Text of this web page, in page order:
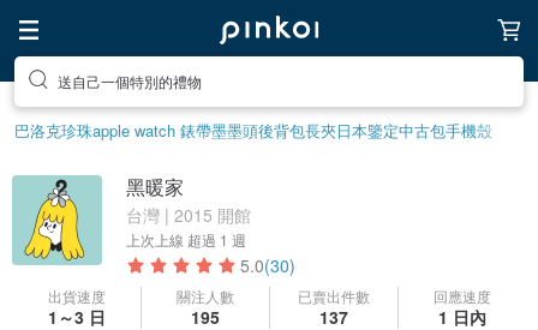
送自己一個特別的禮物
巴洛克珍珠apple watch 錶帶墨墨頭後背包長夾日本鑒定中古包手機殼
黑暖家
台灣 | 2015 開館
上次上線 超過 1 週
5.0(30)
出貨速度
1～3 日
關注人數
195
已賣出件數
137
回應速度
1 日內